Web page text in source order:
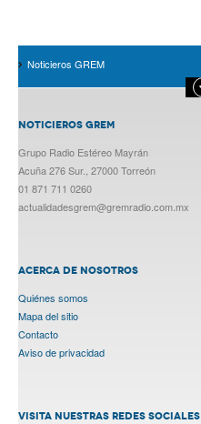
Noticieros GREM
NOTICIEROS GREM
Grupo Radio Estéreo Mayrán
Acuña 276 Sur., 27000 Torreón
01 871 711 0260
actualidadesgrem@gremradio.com.mx
ACERCA DE NOSOTROS
Quiénes somos
Mapa del sitio
Contacto
Aviso de privacidad
VISITA NUESTRAS REDES SOCIALES